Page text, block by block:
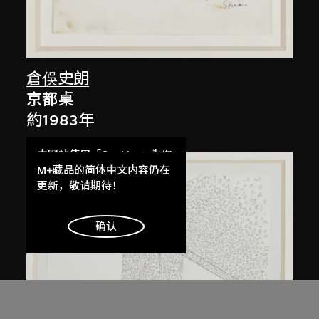
倉俁史朗
京都桌
約1983年
本网站使用「Cookies」为你
提供最好的网站体验。
了解更多
明白
M+藏品的简体中文内容仍在
更新，敬请期待！
确认